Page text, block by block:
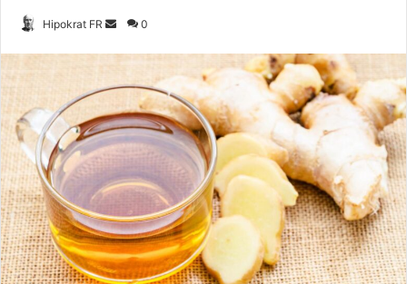
Hipokrat FR
e
-
p
t
a
g
ö
0